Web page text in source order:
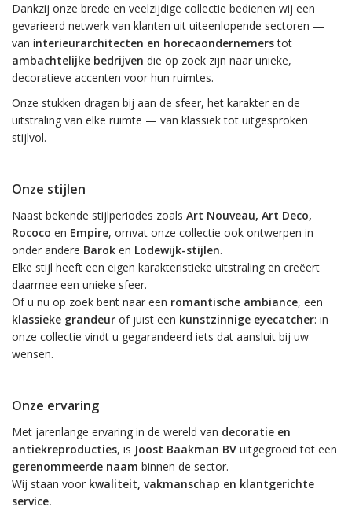
Dankzij onze brede en veelzijdige collectie bedienen wij een
gevarieerd netwerk van klanten uit uiteenlopende sectoren —
van interieurarchitecten en horecaondernemerstot
ambachtelijke bedrijven die op zoek zijn naar unieke,
decoratieve accenten voor hun ruimtes.
Onze stukken dragen bij aan de sfeer, het karakter en de
uitstraling van elke ruimte — van klassiek tot uitgesproken
stijlvol.
Onze stijlen
Naast bekende stijlperiodes zoals Art Nouveau, Art Deco,
Rococo en Empire, omvat onze collectie ook ontwerpen in
onder andere Barok en Lodewijk-stijlen.
Elke stijl heeft een eigen karakteristieke uitstraling en creëert
daarmee een unieke sfeer.
Of u nu op zoek bent naar een romantische ambiance, een
klassieke grandeur of juist een kunstzinnige eyecatcher: in
onze collectie vindt u gegarandeerd iets dat aansluit bij uw
wensen.
Onze ervaring
Met jarenlange ervaring in de wereld van decoratie en
antiekreproducties, is Joost Baakman BV uitgegroeid tot een
gerenommeerde naam binnen de sector.
Wij staan voor kwaliteit, vakmanschap en klantgerichte
service.